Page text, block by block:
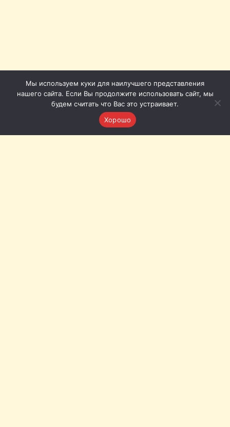
Мы используем куки для наилучшего представления
нашего сайта. Если Вы продолжите использовать сайт, мы
будем считать что Вас это устраивает.
Хорошо